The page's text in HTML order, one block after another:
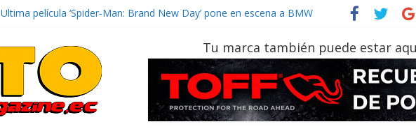
Ultima película ‘Spider‑Man: Brand New Day’ pone en escena a BMW
La Vuelta al Ecuador 2026, edición 47ª, recorre 7 provincias en 8 días
La FEDAK recibe 12 Sinotruk Bolden para cubrir las rutas de La Vuelta
El costo de tener un vehículo gana protagonismo a la hora de decidir
Tu marca también puede estar